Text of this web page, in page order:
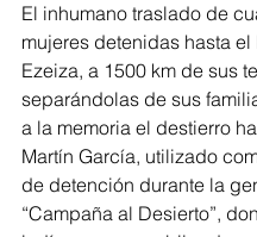
El inhumano traslado de
mujeres detenidas hasta el
Ezeiza, a 1500 km de sus
separándolas de sus
a la memoria el destierro
Martín García, utilizado
de detención durante la
“Campaña al Desierto”,